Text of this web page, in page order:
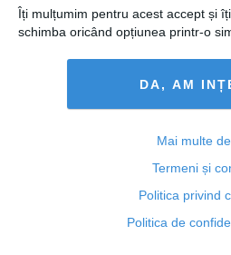
Îți mulțumim pentru acest accept și
schimba oricând opțiunea printr-o
DA, AM
Mai multe
Termeni și
Politica privind
Politica de
„profesorul de fizică” și „elevul